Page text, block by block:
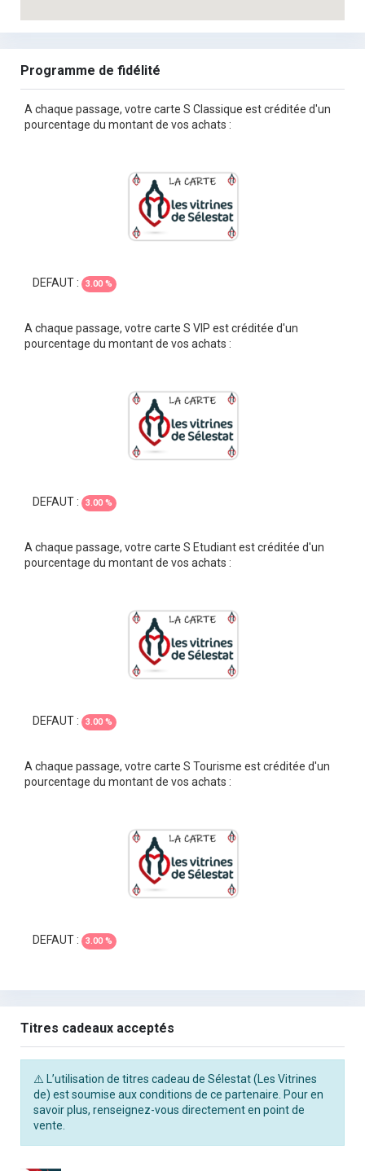
Programme de fidélité
A chaque passage, votre carte S Classique est créditée d'un
pourcentage du montant de vos achats :
DEFAUT : 3.00 %
A chaque passage, votre carte S VIP est créditée d'un
pourcentage du montant de vos achats :
DEFAUT : 3.00 %
A chaque passage, votre carte S Etudiant est créditée d'un
pourcentage du montant de vos achats :
DEFAUT : 3.00 %
A chaque passage, votre carte S Tourisme est créditée d'un
pourcentage du montant de vos achats :
DEFAUT : 3.00 %
Titres cadeaux acceptés
⚠️ L’utilisation de titres cadeau de Sélestat (Les Vitrines
de) est soumise aux conditions de ce partenaire. Pour en
savoir plus, renseignez-vous directement en point de
vente.